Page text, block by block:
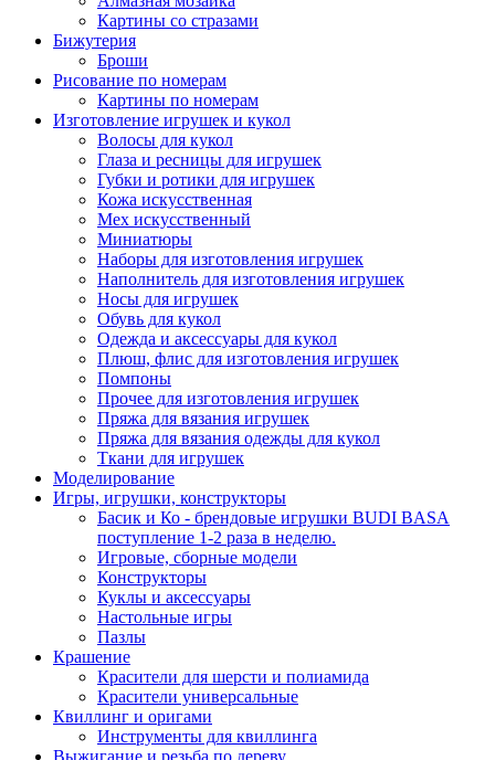
Картины co стразами
Бижутерия
Броши
Рисование по номерам
Картины по номерам
Изготовление игрушек и кукол
Волосы для кукол
Глаза и ресницы для игрушек
Губки и ротики для игрушек
Кожа искусственная
Мех искусственный
Миниатюры
Наборы для изготовления игрушек
Наполнитель для изготовления игрушек
Носы для игрушек
Обувь для кукол
Одежда и аксессуары для кукол
Плюш, флис для изготовления игрушек
Помпоны
Прочее для изготовления игрушек
Пряжа для вязания игрушек
Пряжа для вязания одежды для кукол
Ткани для игрушек
Моделирование
Игры, игрушки, конструкторы
Басик и Ко - брендовые игрушки BUDI BASA
поступление 1-2 раза в неделю.
Игровые, сборные модели
Конструкторы
Куклы и аксессуары
Настольные игры
Пазлы
Крашение
Красители для шерсти и полиамида
Красители универсальные
Квиллинг и оригами
Инструменты для квиллинга
Выжигание и резьба по дереву